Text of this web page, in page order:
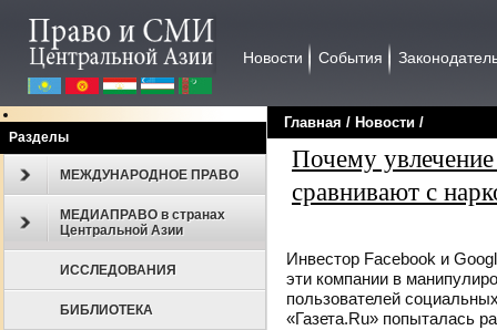
Новости События
Разделы
МЕЖДУНАРОДНОЕ ПРАВО
МЕДИАПРАВО в странах
Центральной Азии
ИССЛЕДОВАНИЯ
БИБЛИОТЕКА
Главная / Новости /
Почему
сравнивают с
Инвестор Facebook и
эти компании в
пользователей
«Газета.Ru» попыталась